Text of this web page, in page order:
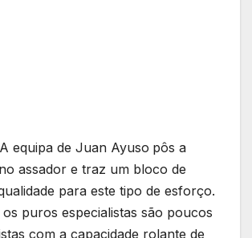
equipa de Juan Ayuso pôs a
assador e traz um bloco de
para este tipo de esforço.
puros especialistas são poucos
com a capacidade rolante de